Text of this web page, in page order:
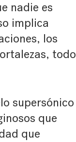
nadie es
implica
los
todo
supersónico
que
que